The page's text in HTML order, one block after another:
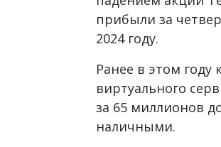
прибыли за
2024 году.
Ранее в этом
виртуального
за 65 миллионов
наличными.